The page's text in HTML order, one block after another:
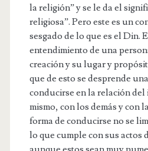
la religión” y se le da el
religiosa”. Pero este es un
sesgado de lo que es el Din.
entendimiento de una
creación y su lugar y
que de esto se desprende
conducirse en la relación
mismo, con los demás y con
forma de conducirse no se
lo que cumple con sus actos